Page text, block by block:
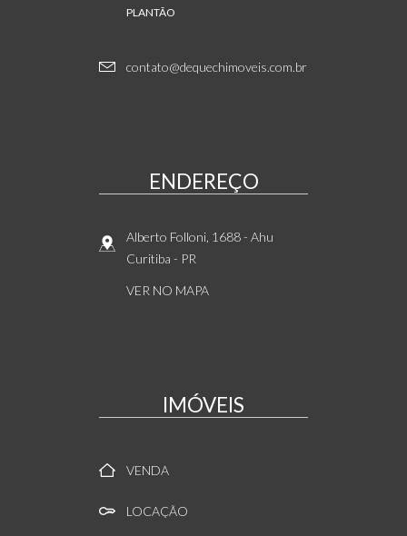
PLANTÃO
contato@dequechimoveis.com.br
ENDEREÇO
Alberto Folloni, 1688- Ahu
Curitiba - PR
VER NO MAPA
IMÓVEIS
VENDA
LOCAÇÃO